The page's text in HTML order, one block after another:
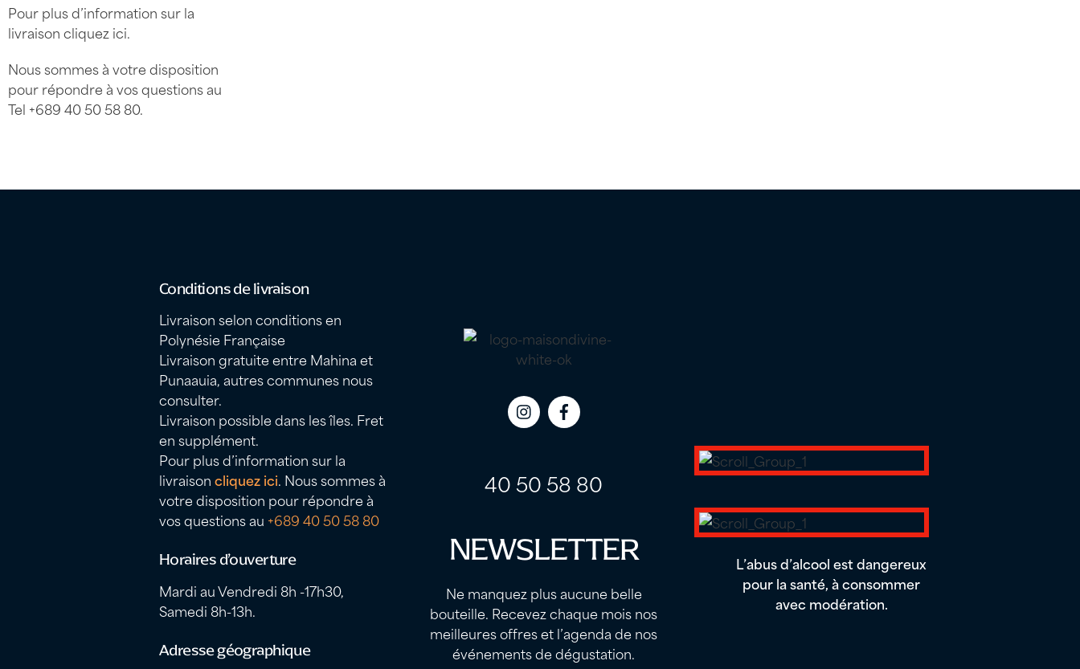
Pour plus d’information sur la
livraisoncliquez ici.
Nous sommes à votre disposition
pour répondre à vos questions au
Tel +689 40 50 58 80.
Conditions de livraison
Livraison selon conditions en
Polynésie Française
Livraison gratuite entre Mahina et
Punaauia, autres communes nous
consulter.
Livraison possible dans les îles. Fret
en supplément.
Pour plus d’information sur la
livraisoncliquez ici. Nous sommes à
votre disposition pour répondre à
vos questions au +689 40 50 58 80
Horaires d’ouverture
Mardi au Vendredi 8h -17h30,
Samedi 8h-13h.
Adresse géographique
Icon
Icon
40 50 58 80
NEWSLETTER
Ne manquez plus aucune belle
bouteille. Recevez chaque mois nos
meilleures offres et l’agenda de nos
événements de dégustation.
L’abus d’alcool est dangereux
pour la santé, à consommer
avec modération.